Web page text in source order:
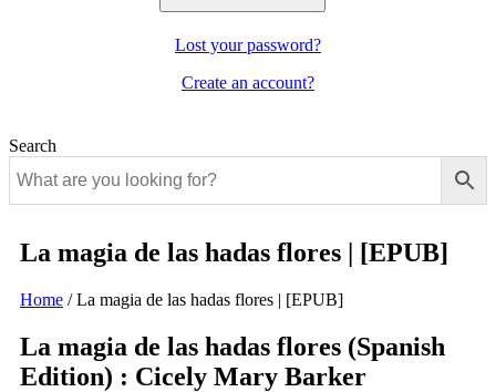
Lost your password?
Create an account?
Search
La magia de las hadas flores | [EPUB]
Home /La magia de las hadas flores | [EPUB]
La magia de las hadas flores (Spanish
Edition) : Cicely Mary Barker